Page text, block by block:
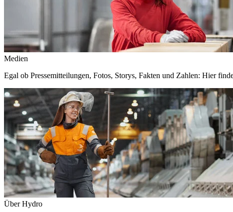
Medien
Egal ob Pressemitteilungen, Fotos, Storys, Fakten und Zahlen: Hier
Über Hydro